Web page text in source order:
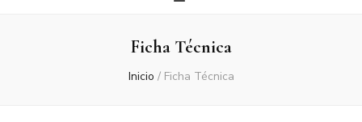
Ficha Técnica
Inicio / Ficha Técnica